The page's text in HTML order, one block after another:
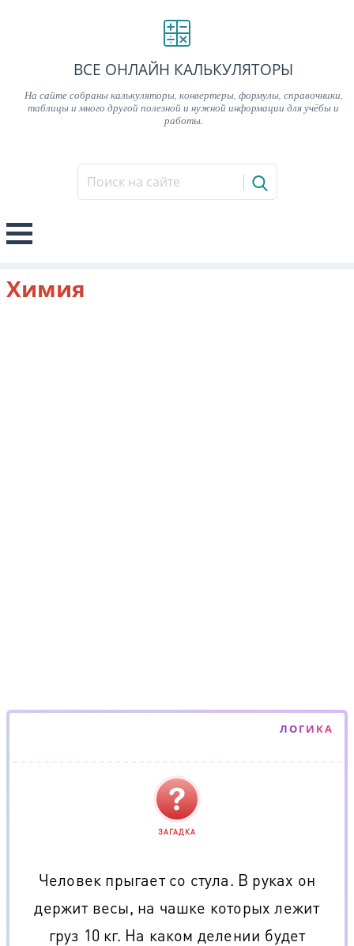
ВСЕ ОНЛАЙН КАЛЬКУЛЯТОРЫ
На сайте собраны калькуляторы, конвертеры, формулы, справочники,
таблицы и много другой полезной и нужной информации для учёбы и
работы.
Химия
ЛОГИКА
ЗАГАДКА
Человек прыгает со стула. В руках он
держит весы, на чашке которых лежит
груз 10 кг. На каком делении будет